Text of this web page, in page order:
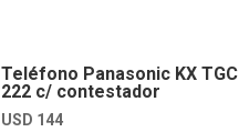
Teléfono Panasonic KX TGC
222 c/ contestador
USD 144